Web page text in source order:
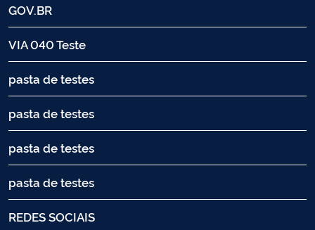
GOV.BR
VIA 040 Teste
pasta de testes
pasta de testes
pasta de testes
pasta de testes
REDES SOCIAIS